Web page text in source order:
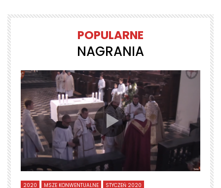
POPULARNE
NAGRANIA
2020 MSZE KONWENTUALNE STYCZEŃ 2020